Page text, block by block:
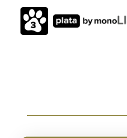
SPARTAN
2.0
ДВУХСТОРОННЯЯ